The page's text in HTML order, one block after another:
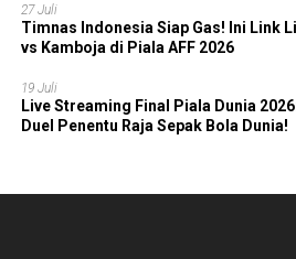
27 Juli
Timnas Indonesia Siap Gas! Ini Link
vs Kamboja di Piala AFF 2026
19 Juli
Live Streaming Final Piala Dunia
Duel Penentu Raja Sepak Bola Dunia!